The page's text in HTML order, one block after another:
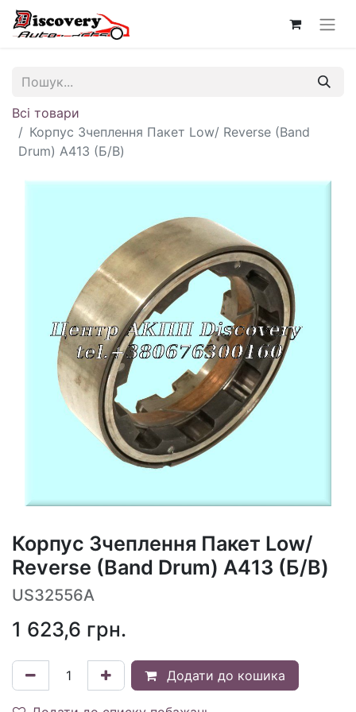
Всі товари
Корпус Зчеплення Пакет Low/ Reverse (Band
Drum) A413 (Б/В)
Корпус Зчеплення Пакет Low/
Reverse (Band Drum) A413 (Б/В)
US32556A
1 623,6 грн.
Додати до кошика